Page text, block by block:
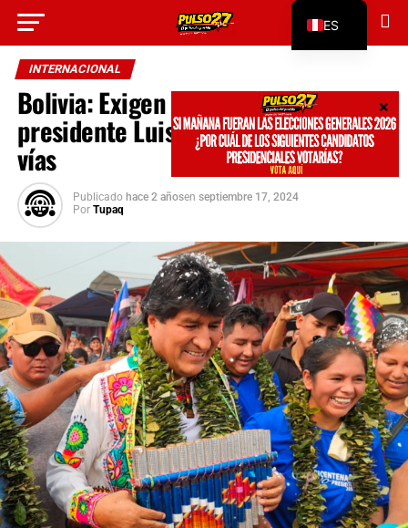
INTERNACIONAL
Bolivia: Exigen la renuncia del
presidente Luis Arce con bloqueo de
vías
Publicado hace 2 añosen septiembre 17, 2024
Por Tupaq
Go to mobile version
ES
EN